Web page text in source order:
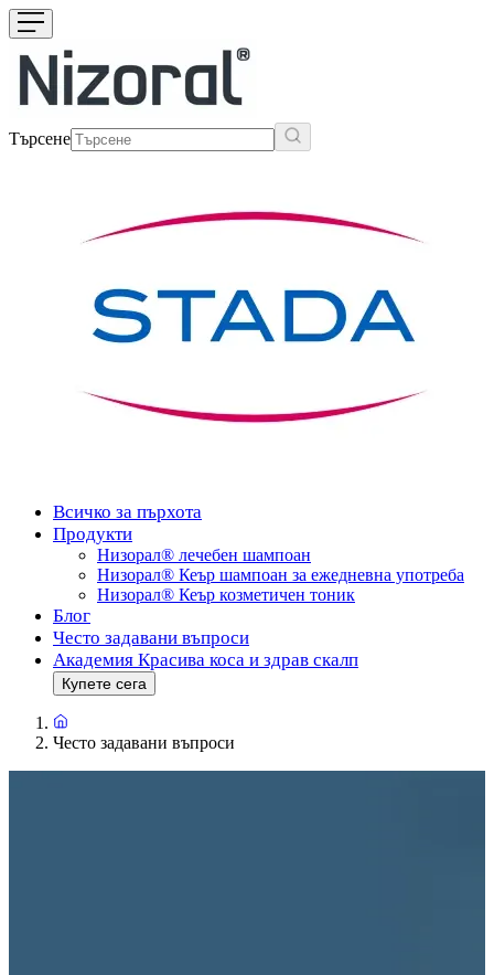
Търсене
Всичко за пърхота
Продукти
Низорал® лечебен шампоан
Низорал® Кеър шампоан за ежедневна употреба
Низорал® Кеър козметичен тоник
Блог
Често задавани въпроси
Академия Красива коса и здрав скалп
Купете сега
Често задавани въпроси